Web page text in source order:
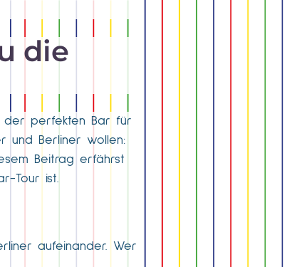
die
der perfekten Bar für
und Berliner wollen:
Beitrag erfährst
Tour ist.
aufeinander. Wer